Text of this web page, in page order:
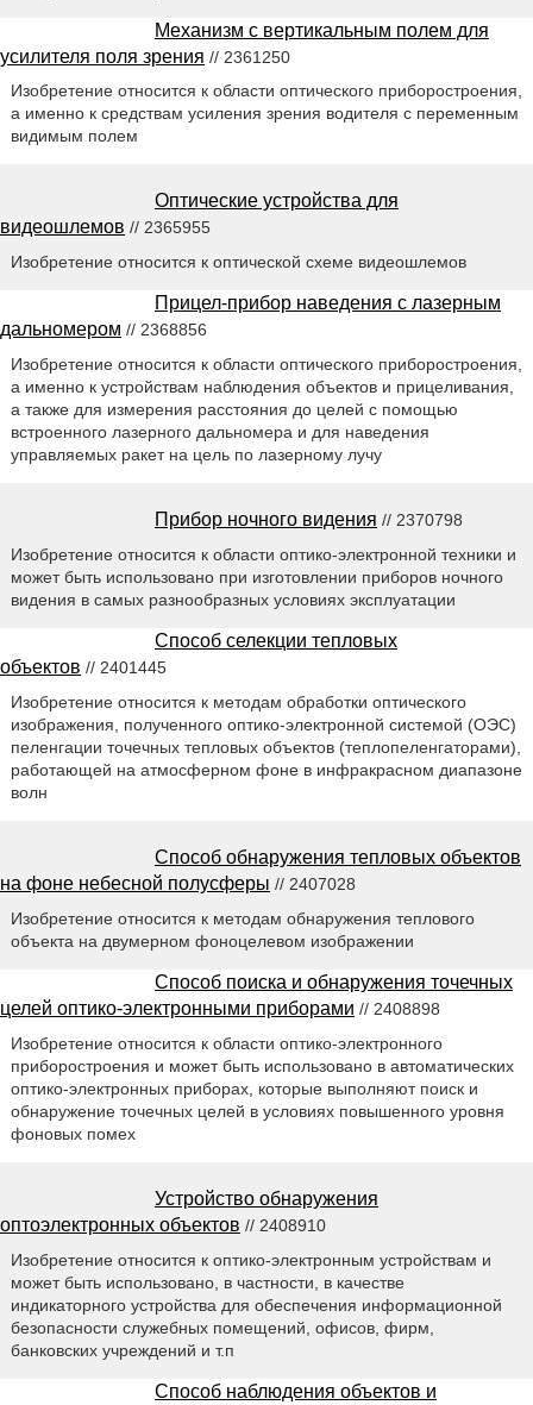
Механизм с вертикальным полем для
усилителя поля зрения // 2361250
Изобретение относится к области оптического приборостроения,
а именно к средствам усиления зрения водителя с переменным
видимым полем
Оптические устройства для
видеошлемов // 2365955
Изобретение относится к оптической схеме видеошлемов
Прицел-прибор наведения с лазерным
дальномером // 2368856
Изобретение относится к области оптического приборостроения,
а именно к устройствам наблюдения объектов и прицеливания,
а также для измерения расстояния до целей с помощью
встроенного лазерного дальномера и для наведения
управляемых ракет на цель по лазерному лучу
Прибор ночного видения // 2370798
Изобретение относится к области оптико-электронной техники и
может быть использовано при изготовлении приборов ночного
видения в самых разнообразных условиях эксплуатации
Способ селекции тепловых
объектов // 2401445
Изобретение относится к методам обработки оптического
изображения, полученного оптико-электронной системой (ОЭС)
пеленгации точечных тепловых объектов (теплопеленгаторами),
работающей на атмосферном фоне в инфракрасном диапазоне
волн
Способ обнаружения тепловых объектов
на фоне небесной полусферы // 2407028
Изобретение относится к методам обнаружения теплового
объекта на двумерном фоноцелевом изображении
Способ поиска и обнаружения точечных
целей оптико-электронными приборами // 2408898
Изобретение относится к области оптико-электронного
приборостроения и может быть использовано в автоматических
оптико-электронных приборах, которые выполняют поиск и
обнаружение точечных целей в условиях повышенного уровня
фоновых помех
Устройство обнаружения
оптоэлектронных объектов // 2408910
Изобретение относится к оптико-электронным устройствам и
может быть использовано, в частности, в качестве
индикаторного устройства для обеспечения информационной
безопасности служебных помещений, офисов, фирм,
банковских учреждений и т.п
Способ наблюдения объектов и